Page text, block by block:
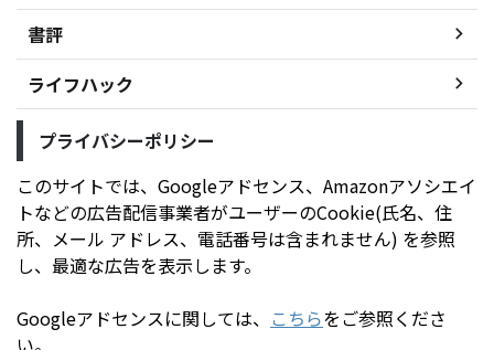
書評
ライフハック
プライバシーポリシー
このサイトでは、Googleアドセンス、Amazonアソシエイ
トなどの広告配信事業者がユーザーのCookie(氏名、住
所、メール アドレス、電話番号は含まれません) を参照
し、最適な広告を表示します。
Googleアドセンスに関しては、 こちらをご参照くださ
い。